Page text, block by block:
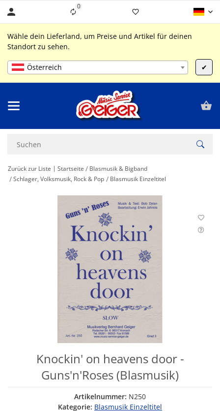
0Liste ist leer
Wähle dein Lieferland, um Preise und Artikel für deinen
Standort zu sehen.
Österreich ✔
Zurück zur Liste Startseite
Blasmusik & Bigband
Schlager, Volksmusik, Rock & Pop
Blasmusik Einzeltitel
Knockin' on heavens door -
Guns'n'Roses (Blasmusik)
Artikelnummer: N250
Kategorie: Blasmusik Einzeltitel